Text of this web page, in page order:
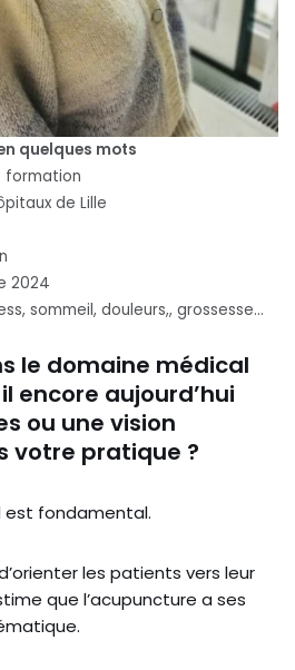
quelques mots
formation
de Lille
2024
sommeil, douleurs,, grossesse…
le domaine médical
aujourd’hui
ou une vision
votre pratique ?
est fondamental.
les patients vers leur
que l’acupuncture a ses